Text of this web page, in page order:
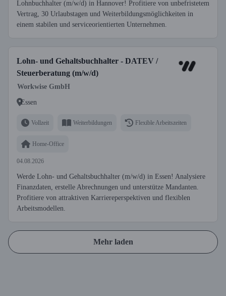
Lohnbuchhalter (m/w/d) in Hannover! Profitiere von unbefristetem
Vertrag, 30 Urlaubstagen und Weiterbildungsmöglichkeiten in
einem stabilen und serviceorientierten Unternehmen.
Lohn- und Gehaltsbuchhalter - DATEV /
Steuerberatung (m/w/d)
Workwise GmbH
Essen
Vollzeit Weiterbildungen Flexible Arbeitszeiten
Home-Office
04.08.2026
Werde Lohn- und Gehaltsbuchhalter (m/w/d) in Essen! Analysiere
Finanzdaten, erstelle Abrechnungen und unterstütze Mandanten.
Profitiere von attraktiven Karriereperspektiven und flexiblen
Arbeitsmodellen.
Mehr laden